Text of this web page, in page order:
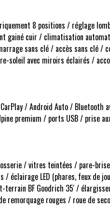
8 positions / réglage
gainé cuir / climatisation
sans clé / accès sans clé /
soleil avec miroirs éclairés /
/ Android Auto / Bluetooth
premium / ports USB / prise
/ vitres teintées / pare-
éclairage LED (phares, feux de
terrain BF Goodrich 35' /
remorquage rouges / roue de